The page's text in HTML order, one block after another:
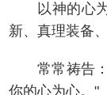
以神的心
新、真理装备
常常祷告
你的心为心。"